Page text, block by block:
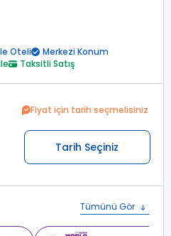
Oteli
Merkezi Konum
Taksitli Satış
Fiyat için tarih seçmelisiniz
Tarih Seçiniz
Tümünü Gör